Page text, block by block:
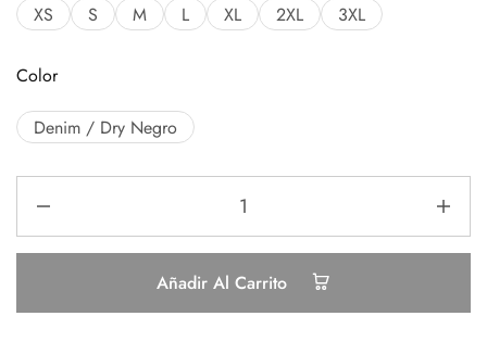
XS S M L XL 2XL 3XL
Color
Denim / Dry Negro
Añadir Al Carrito